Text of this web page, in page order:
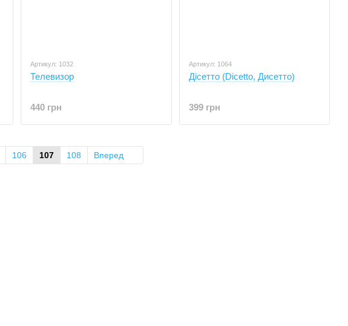
Артикул: 1032
Телевизор
440 грн
Артикул: 1064
Дісетто (Dicetto, Дисетто)
399 грн
106 107 108 Вперед